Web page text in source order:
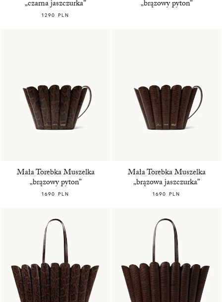
„czarna jaszczurka”
1290 PLN
„brązowy pyton”
Mała Torebka Muszelka
„brązowy pyton”
1690 PLN
Mała Torebka Muszelka
„brązowa jaszczurka”
1690 PLN